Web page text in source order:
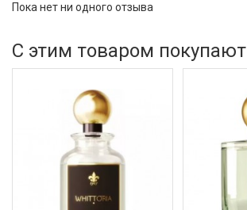
Пока нет ни одного отзыва
С этим товаром покупают